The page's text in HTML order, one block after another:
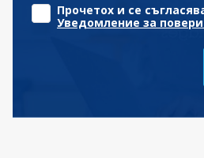
Прочетох и се
Уведомление за